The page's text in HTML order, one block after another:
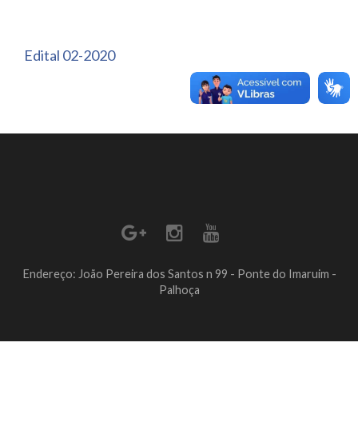
Edital 02-2020
Endereço: João Pereira dos Santos n 99 - Ponte do Imaruim -
Palhoça